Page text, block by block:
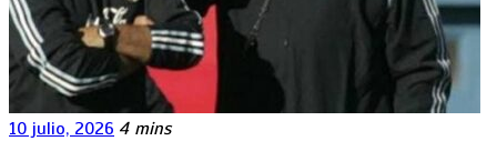
10 julio, 2026 4 mins